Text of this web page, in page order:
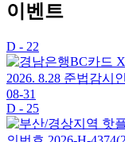
이벤트
D - 22
D - 25